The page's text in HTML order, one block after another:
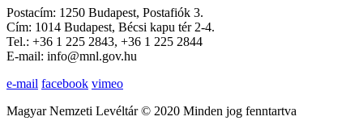
Postacím: 1250 Budapest, Postafiók 3.
Cím: 1014 Budapest, Bécsi kapu tér 2-4.
Tel.: +36 1 225 2843, +36 1 225 2844
E-mail: info@mnl.gov.hu
e-mail facebook vimeo
Magyar Nemzeti Levéltár © 2020 Minden jog fenntartva